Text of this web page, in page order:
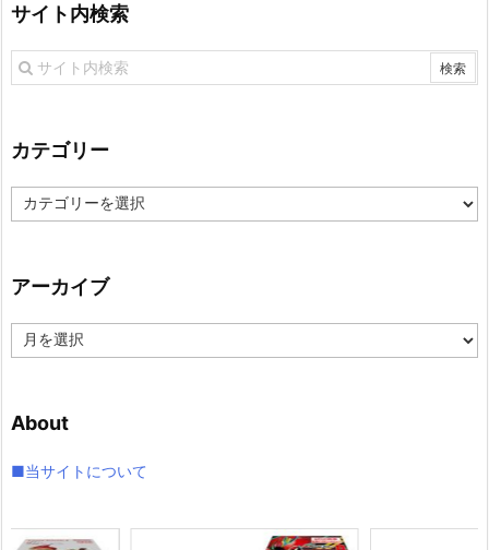
サイト内検索
カテゴリー
カ
テ
ー
アーカイブ
ー
ブ
About
■当サイトについて